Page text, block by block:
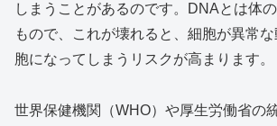
しまうことがあるのです。DNAとは体
もので、これが壊れると、細胞が異常
胞になってしまうリスクが高まります。
世界保健機関（WHO）や厚生労働省の